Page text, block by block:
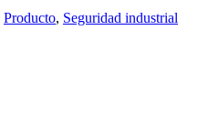
Producto, Seguridad industrial